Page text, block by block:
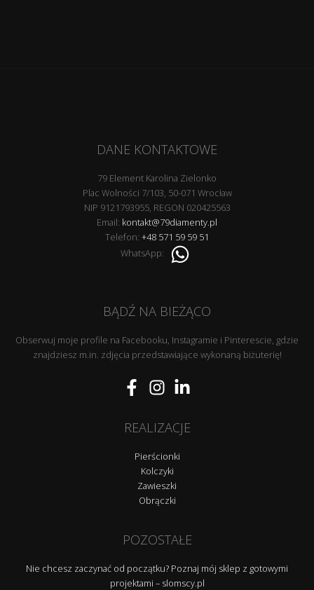
DANE KONTAKTOWE
79 Element Karolina Zielonko
Plac Wolności 7/103, 50-071 Wrocław
NIP 9121793955, REGON 020425563
Email: kontakt@79diamenty.pl
Telefon: +48 571 59 59 51
WhatsApp:
BĄDŹ NA BIEŻĄCO
Obserwuj moje profile na Facebooku, Instagramie i Pinterescie, gdzie
znajdziesz m.in. zdjęcia przedstawiające wykonaną biżuterię!
REALIZACJE
Pierścionki
Kolczyki
Zawieszki
Obrączki
POZOSTAŁE
Nie chcesz zaczynać od początku? Poznaj mój sklep z gotowymi
projektami – slomscy.pl